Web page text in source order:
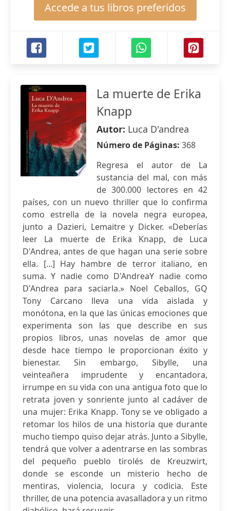
Accede a tus libros preferidos
La muerte de Erika
Knapp
Autor: Luca D'andrea
Número de Páginas: 368
Regresa el autor de La
sustancia del mal, con más
de 300.000 lectores en 42
países, con un nuevo thriller que lo confirma
como estrella de la novela negra europea,
junto a Dazieri, Lemaitre y Dicker. «Deberías
leer La muerte de Erika Knapp, de Luca
D'Andrea, antes de que hagan una serie sobre
ella. [...] Hay hambre de terror italiano, en
suma. Y nadie como D'AndreaY nadie como
D'Andrea para saciarla.» Noel Ceballos, GQ
Tony Carcano lleva una vida aislada y
monótona, en la que las únicas emociones que
experimenta son las que describe en sus
propios libros, unas novelas de amor que
desde hace tiempo le proporcionan éxito y
bienestar. Sin embargo, Sibylle, una
veinteañera imprudente y encantadora,
irrumpe en su vida con una antigua foto que lo
retrata joven y sonriente junto al cadáver de
una mujer: Erika Knapp. Tony se ve obligado a
retomar los hilos de una historia que durante
mucho tiempo quiso dejar atrás. Junto a Sibylle,
tendrá que volver a adentrarse en las sombras
del pequeño pueblo tirolés de Kreuzwirt,
donde se esconde un misterio hecho de
mentiras, violencia, locura y codicia. Este
thriller, de una potencia avasalladora y un ritmo